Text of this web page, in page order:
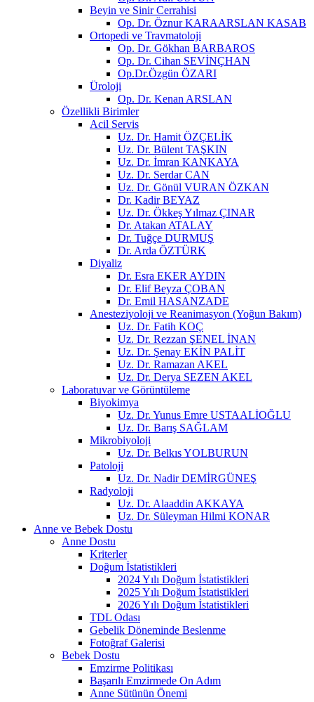
Beyin ve Sinir Cerrahisi
Op. Dr. Öznur KARAARSLAN KASAB
Ortopedi ve Travmatoloji
Op. Dr. Gökhan BARBAROS
Op. Dr. Cihan SEVİNÇHAN
Op.Dr.Özgün ÖZARI
Üroloji
Op. Dr. Kenan ARSLAN
Özellikli Birimler
Acil Servis
Uz. Dr. Hamit ÖZÇELİK
Uz. Dr. Bülent TAŞKIN
Uz. Dr. İmran KANKAYA
Uz. Dr. Serdar CAN
Uz. Dr. Gönül VURAN ÖZKAN
Dr. Kadir BEYAZ
Uz. Dr. Ökkeş Yılmaz ÇINAR
Dr. Atakan ATALAY
Dr. Tuğçe DURMUŞ
Dr. Arda ÖZTÜRK
Diyaliz
Dr. Esra EKER AYDIN
Dr. Elif Beyza ÇOBAN
Dr. Emil HASANZADE
Anesteziyoloji ve Reanimasyon (Yoğun Bakım)
Uz. Dr. Fatih KOÇ
Uz. Dr. Rezzan ŞENEL İNAN
Uz. Dr. Şenay EKİN PALİT
Uz. Dr. Ramazan AKEL
Uz. Dr. Derya SEZEN AKEL
Laboratuvar ve Görüntüleme
Biyokimya
Uz. Dr. Yunus Emre USTAALİOĞLU
Uz. Dr. Barış SAĞLAM
Mikrobiyoloji
Uz. Dr. Belkıs YOLBURUN
Patoloji
Uz. Dr. Nadir DEMİRGÜNEŞ
Radyoloji
Uz. Dr. Alaaddin AKKAYA
Uz. Dr. Süleyman Hilmi KONAR
Anne ve Bebek Dostu
Anne Dostu
Kriterler
Doğum İstatistikleri
2024 Yılı Doğum İstatistikleri
2025 Yılı Doğum İstatistikleri
2026 Yılı Doğum İstatistikleri
TDL Odası
Gebelik Döneminde Beslenme
Fotoğraf Galerisi
Bebek Dostu
Emzirme Politikası
Başarılı Emzirmede On Adım
Anne Sütünün Önemi